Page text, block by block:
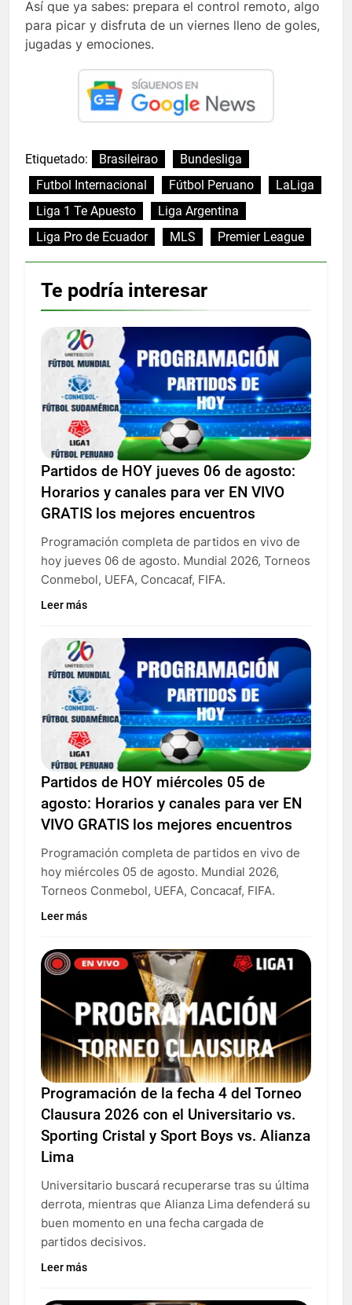
Así que ya sabes: prepara el control remoto, algo
para picar y disfruta de un viernes lleno de goles,
jugadas y emociones.
Etiquetado: Brasileirao
Bundesliga
Futbol Internacional
Fútbol Peruano
LaLiga
Liga 1 Te Apuesto
Liga Argentina
Liga Pro de Ecuador
MLS Premier League
Te podría interesar
Partidos de HOY jueves 06 de agosto:
Horarios y canales para ver EN VIVO
GRATIS los mejores encuentros
Programación completa de partidos en vivo de
hoy jueves 06 de agosto. Mundial 2026, Torneos
Conmebol, UEFA, Concacaf, FIFA.
Leer más
Partidos de HOY miércoles 05 de
agosto: Horarios y canales para ver EN
VIVO GRATIS los mejores encuentros
Programación completa de partidos en vivo de
hoy miércoles 05 de agosto. Mundial 2026,
Torneos Conmebol, UEFA, Concacaf, FIFA.
Leer más
Programación de la fecha 4 del Torneo
Clausura 2026 con el Universitario vs.
Sporting Cristal y Sport Boys vs. Alianza
Lima
Universitario buscará recuperarse tras su última
derrota, mientras que Alianza Lima defenderá su
buen momento en una fecha cargada de
partidos decisivos.
Leer más